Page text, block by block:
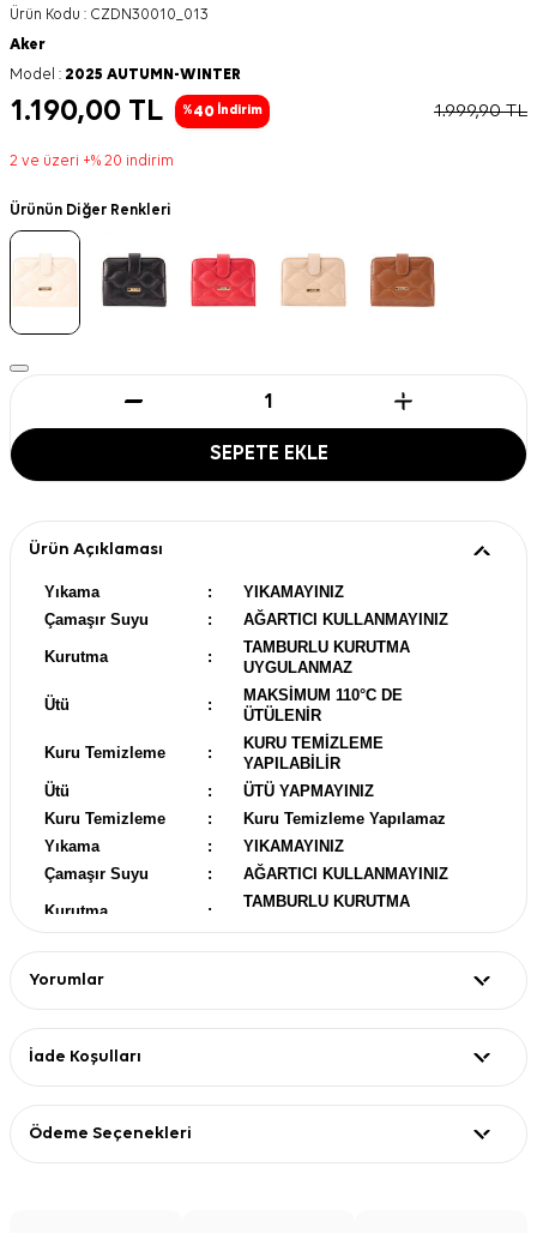
Ürün Kodu : CZDN30010_013
Aker
Model : 2025 AUTUMN-WINTER
1.190,00 TL %40 İndirim 1.999,90TL
2 ve üzeri +% 20 indirim
Ürünün Diğer Renkleri
SEPETE EKLE
Ürün Açıklaması
Yıkama :
YIKAMAYINIZ
Çamaşır Suyu
: AĞARTICI KULLANMAYINIZ
Kurutma :
TAMBURLU KURUTMA
UYGULANMAZ
Ütü :
MAKSİMUM 110°C DE
ÜTÜLENİR
Kuru Temizleme :
KURU TEMİZLEME
YAPILABİLİR
Ütü
:
ÜTÜ YAPMAYINIZ
Kuru Temizleme
:
Kuru Temizleme Yapılamaz
Yıkama
:
YIKAMAYINIZ
Çamaşır Suyu
: AĞARTICI KULLANMAYINIZ
Kurutma :
TAMBURLU KURUTMA
Kuru Temizleme
Yorumlar
İade Koşulları
Ödeme Seçenekleri